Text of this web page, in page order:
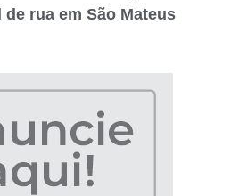
rua em São Mateus